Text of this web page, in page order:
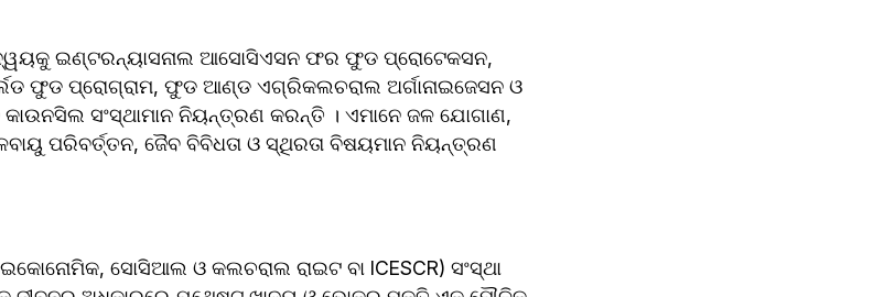
ଦ୍ୱୟକୁ ଇଣ୍ଟରନ୍ୟାସନାଲ ଆସୋସିଏସନ ଫର ଫୁଡ ପ୍ରୋଟେକସନ,
ଫୁଡ ପ୍ରୋଗ୍ରାମ, ଫୁଡ ଆଣ୍ଡ ଏଗ୍ରିକଲଚରାଲ ଅର୍ଗାନାଇଜେସନ ଓ
ସଂସ୍ଥାମାନ ନିୟନ୍ତ୍ରଣ କରନ୍ତି । ଏମାନେ ଜଳ ଯୋଗାଣ,
ପରିବର୍ତ୍ତନ, ଜୈବ ବିବିଧତା ଓ ସ୍ଥିରତା ବିଷୟମାନ ନିୟନ୍ତ୍ରଣ
ସୋସିଆଲ ଓ କଲଚରାଲ ରାଇଟ ବା ICESCR) ସଂସ୍ଥା